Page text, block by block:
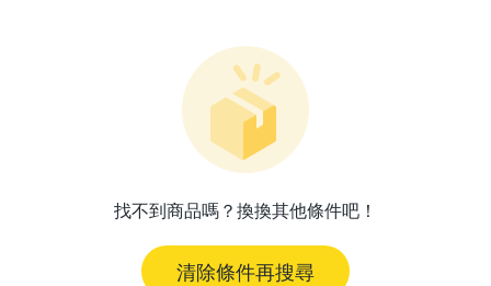
找不到商品嗎？換換其他條件吧！
清除條件再搜尋